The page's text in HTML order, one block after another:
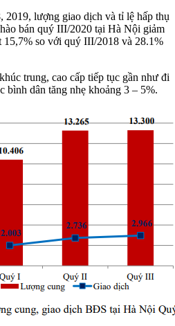
2019, lượng giao dịch và tỉ lệ hấp thụ
bán quý III/2020 tại Hà Nội giảm
15,7% so với quý III/2018 và 28.1%
trung, cao cấp tiếp tục gần như đi
bình dân tăng nhẹ khoảng 3 – 5%.